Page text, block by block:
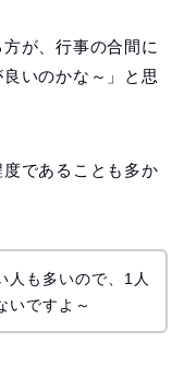
が、行事の合間に
いのかな～」と思
であることも多か
人も多いので、1人
いですよ～